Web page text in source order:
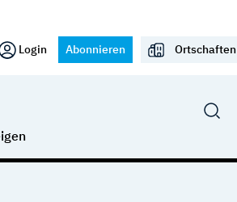
Login Abonnieren Ortschaften